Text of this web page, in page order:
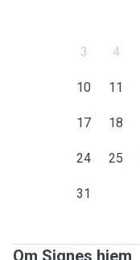
3 4
10 11
17 18
24 25
31
Om Signes hjem